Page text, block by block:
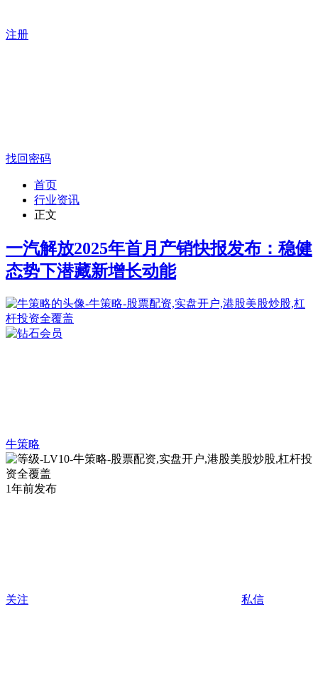
注册
找回密码
首页
行业资讯
正文
一汽解放2025年首月产销快报发布：稳健
态势下潜藏新增长动能
牛策略
1年前发布
关注 私信